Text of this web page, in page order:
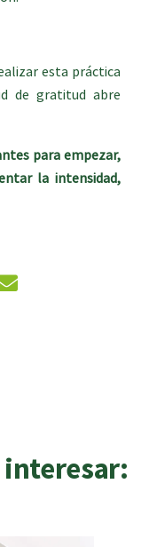
esta práctica
de gratitud abre
para empezar,
la intensidad,